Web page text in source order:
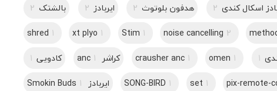
اسکال کندی 2 هدفون بلوتوث 2 ایربادز 2 بالشتک 2
noise cancelling 2
Stim 1
xt plyo 1
shred 1
1
omen 1
crausher anc 1 کراشر anc 1 کادویی 1
pix-remote-
set 1
SONG-BIRD 1 ایربادز Smokin Buds 1